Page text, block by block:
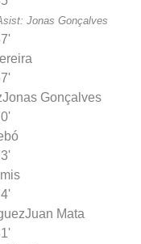
Jonas Gonçalves
Jonas Gonçalves
Juan Mata